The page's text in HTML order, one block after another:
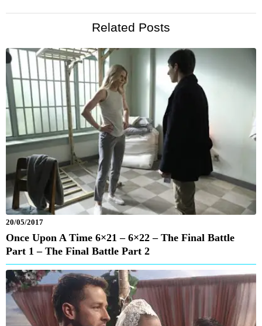
Related Posts
20/05/2017
Once Upon A Time 6×21 – 6×22 – The Final Battle
Part 1 – The Final Battle Part 2